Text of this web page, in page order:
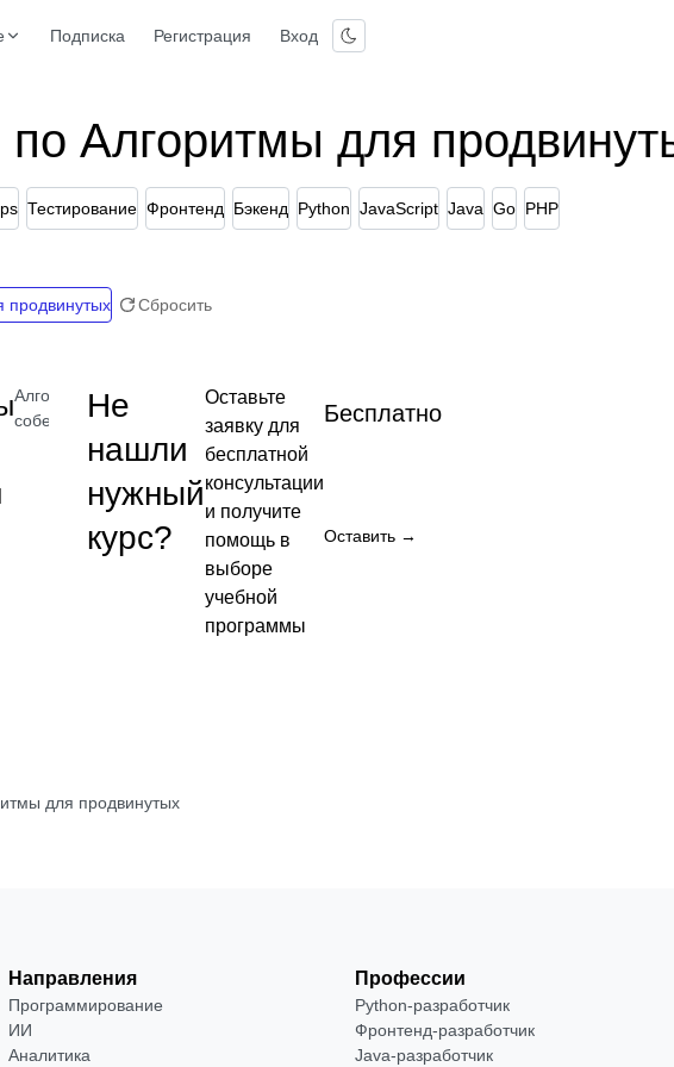
Подписка Регистрация Вход
Алгоритмы для
Тестирование Фронтенд Бэкенд Python JavaScript Java Go PHP
продвинутых Сбросить
Алгоритмы для
собеседований
от 2 400
Посмотреть
Не
нашли
нужный
курс?
Оставьте
заявку для
бесплатной
консультации
и получите
помощь в
выборе
учебной
программы
Бесплатно
Оставить →
для продвинутых
Направления
Программирование
ИИ
Аналитика
Профессии
Python-разработчик
Фронтенд-разработчик
Java-разработчик